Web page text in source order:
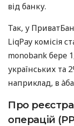
від банку.
Так, у
LiqPay комісія
monobank бере
українських та
наприклад, в
Про
операцій